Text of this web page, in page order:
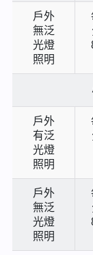
戶外
無泛
光燈
照明
戶外
有泛
光燈
照明
戶外
無泛
光燈
照明